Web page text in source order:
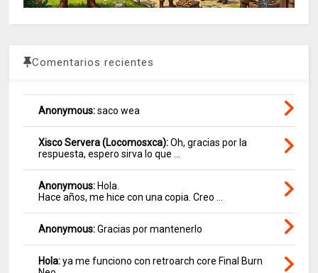
Comentarios recientes
Anonymous:saco wea
Xisco Servera (Locomosxca):Oh, gracias por la
respuesta, espero sirva lo que ...
Anonymous: Hola.
Hace años, me hice con una copia. Creo ...
Anonymous:Gracias por mantenerlo
Hola:ya me funciono con retroarch core Final Burn